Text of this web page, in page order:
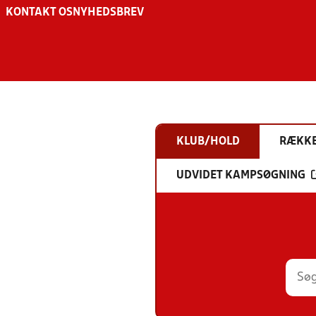
KONTAKT OS NYHEDSBREV
KLUB/HOLD
UDVIDET KAMPSØGNING